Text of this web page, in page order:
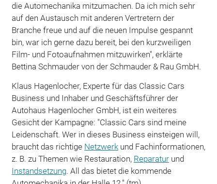
die Automechanika mitzumachen. Da ich mich sehr
auf den Austausch mit anderen Vertretern der
Branche freue und auf die neuen Impulse gespannt
bin, war ich gerne dazu bereit, bei den kurzweiligen
Film- und Fotoaufnahmen mitzuwirken", erklärte
Bettina Schmauder von der Schmauder & Rau GmbH.
Klaus Hagenlocher, Experte für das Classic Cars
Business und Inhaber und Geschäftsführer der
Autohaus Hagenlocher GmbH, ist ein weiteres
Gesicht der Kampagne: "Classic Cars sind meine
Leidenschaft. Wer in dieses Business einsteigen will,
braucht das richtige Netzwerkund Fachinformationen,
z. B. zu Themen wie Restauration, Reparaturund
Instandsetzung. All das bietet die kommende